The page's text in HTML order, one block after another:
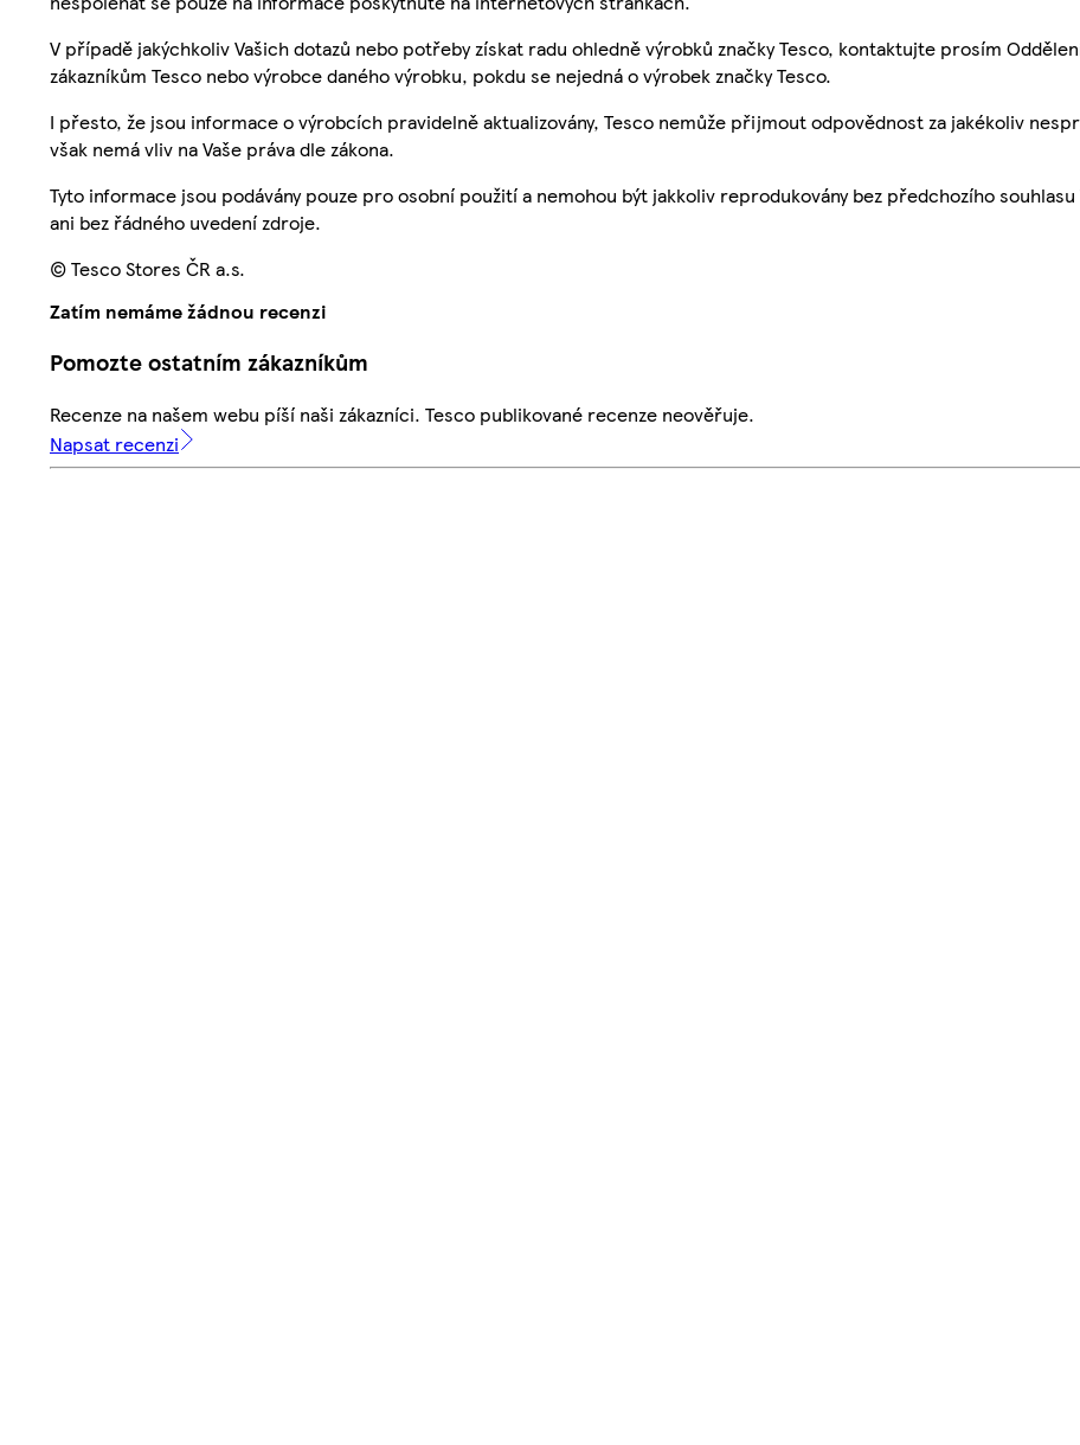
V případě jakýchkoliv Vašich dotazů nebo potřeby získat radu ohledně výrobků značky Tesco, kontaktujte prosím
zákazníkům Tesco nebo výrobce daného výrobku, pokdu se nejedná o výrobek značky Tesco.
I přesto, že jsou informace o výrobcích pravidelně aktualizovány, Tesco nemůže přijmout odpovědnost za jakékoliv
však nemá vliv na Vaše práva dle zákona.
Tyto informace jsou podávány pouze pro osobní použití a nemohou být jakkoliv reprodukovány bez předchozího
ani bez řádného uvedení zdroje.
© Tesco Stores ČR a.s.
Zatím nemáme žádnou recenzi
Pomozte ostatním zákazníkům
Recenze na našem webu píší naši zákazníci. Tesco publikované recenze neověřuje.
Napsat recenzi